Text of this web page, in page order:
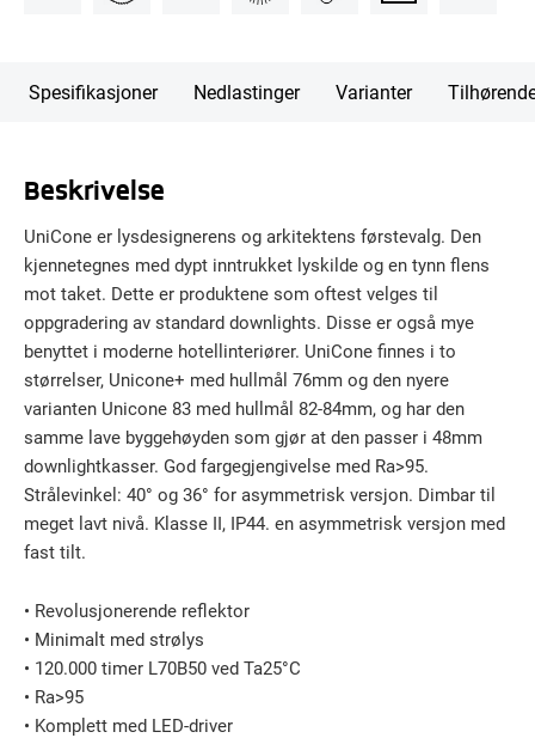
Spesifikasjoner Nedlastinger Varianter
Beskrivelse
UniCone er lysdesignerens og arkitektens førstevalg. Den
kjennetegnes med dypt inntrukket lyskilde og en tynn flens
mot taket. Dette er produktene som oftest velges til
oppgradering av standard downlights. Disse er også mye
benyttet i moderne hotellinteriører. UniCone finnes i to
størrelser, Unicone+ med hullmål 76mm og den nyere
varianten Unicone 83 med hullmål 82-84mm, og har den
samme lave byggehøyden som gjør at den passer i 48mm
downlightkasser. God fargegjengivelse med Ra>95.
Strålevinkel: 40° og 36° for asymmetrisk versjon. Dimbar til
meget lavt nivå. Klasse II, IP44. en asymmetrisk versjon med
fast tilt.
• Revolusjonerende reflektor
• Minimalt med strølys
• 120.000 timer L70B50 ved Ta25°C
• Ra>95
• Komplett med LED-driver